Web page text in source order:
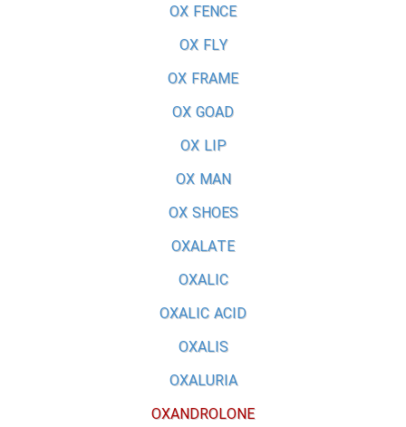
OX FENCE
OX FLY
OX FRAME
OX GOAD
OX LIP
OX MAN
OX SHOES
OXALATE
OXALIC
OXALIC ACID
OXALIS
OXALURIA
OXANDROLONE